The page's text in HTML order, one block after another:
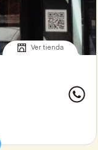
Ver tienda